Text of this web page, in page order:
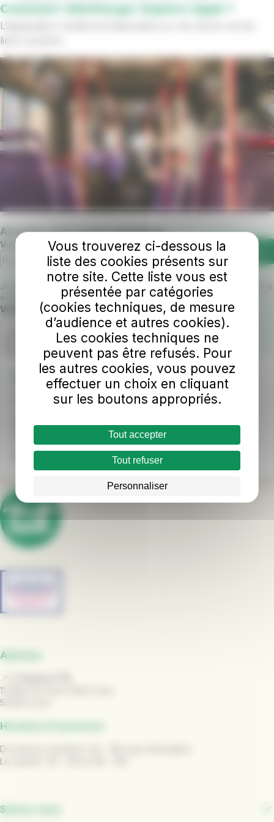
Comment télécharger Explore Appli ?
L’application mobile est disponible sur les stores via les
liens suivants :
Abonnez-vous à notre newsletter
Votre adresse e-mail
S'abonner
J’accepte que RD Laval Agglomération utilise mon email pour m’envoyer les
actualités du réseau TUL.
Champ requis
Veuillez confirmer que vous n'êtes pas un robot.
Une question ?
INFO TULau 02 43 53 00 00
Du lundi au samedi : 8h - 18h sans interruption
Nous écrire
Adresse
11 Allée du Vieux Saint Louis,
53000 Laval
Horaires d'ouverture
Du lundi au vendredi : 9h - 18h sans interruption
Le samedi : 9h - 12h et 14h - 18h
Suivez-nous
Vous trouverez ci-dessous la
liste des cookies présents sur
notre site. Cette liste vous est
présentée par catégories
(cookies techniques, de mesure
d’audience et autres cookies).
Les cookies techniques ne
peuvent pas être refusés. Pour
les autres cookies, vous pouvez
effectuer un choix en cliquant
sur les boutons appropriés.
Tout accepter
Tout refuser
Personnaliser